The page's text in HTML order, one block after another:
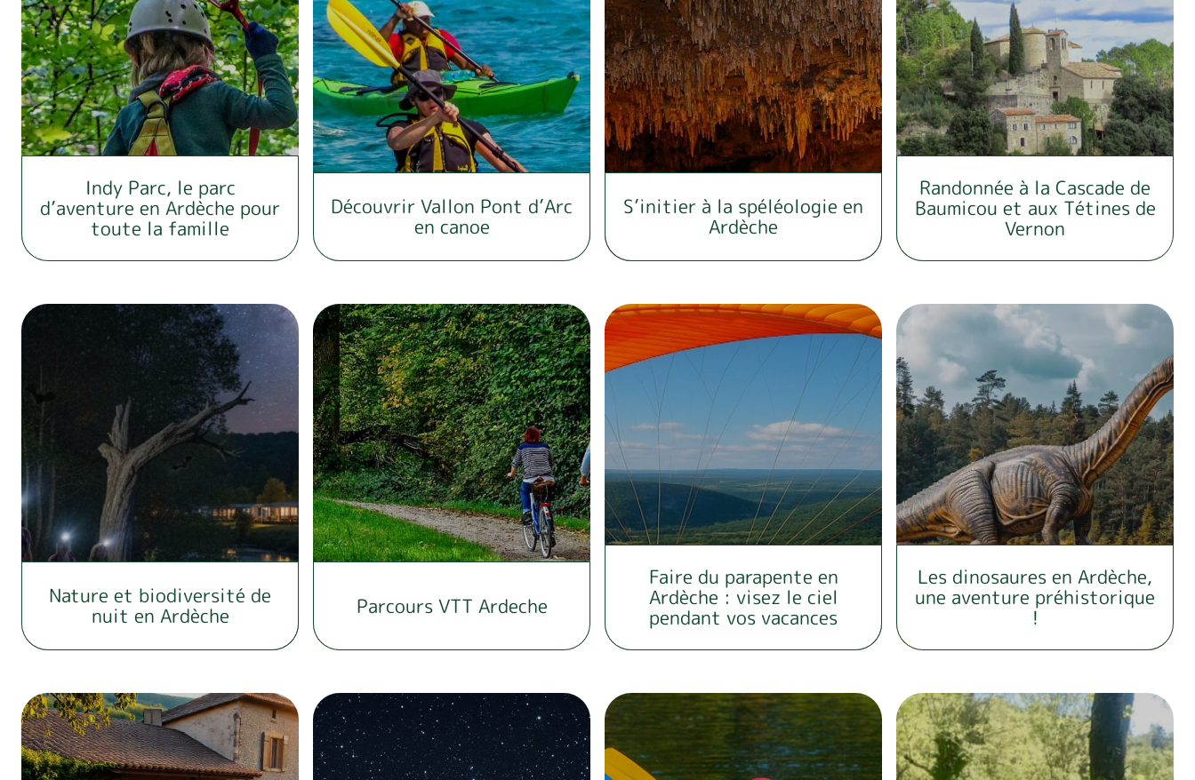
Indy Parc, le parc
d’aventure en Ardèche pour
toute la famille
Découvrir Vallon Pont d’Arc
en canoe
S’initier à la spéléologie en
Ardèche
Randonnée à la Cascade de
Baumicou et aux Tétines de
Vernon
Nature et biodiversité de
nuit en Ardèche Parcours VTT Ardeche
Faire du parapente en
Ardèche : visez le ciel
pendant vos vacances
Les dinosaures en Ardèche,
une aventure préhistorique
!